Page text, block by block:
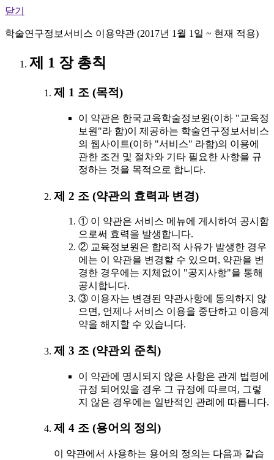
닫기
학술연구정보서비스 이용약관 (2017년 1월 1일 ~ 현재 적용)
제 1 장 총칙
제 1 조 (목적)
이 약관은 한국교육학술정보원(이하 "교육정
보원"라 함)이 제공하는 학술연구정보서비스
의 웹사이트(이하 "서비스" 라함)의 이용에
관한 조건 및 절차와 기타 필요한 사항을 규
정하는 것을 목적으로 합니다.
제 2 조 (약관의 효력과 변경)
① 이 약관은 서비스 메뉴에 게시하여 공시함
으로써 효력을 발생합니다.
② 교육정보원은 합리적 사유가 발생한 경우
에는 이 약관을 변경할 수 있으며, 약관을 변
경한 경우에는 지체없이 "공지사항"을 통해
공시합니다.
③ 이용자는 변경된 약관사항에 동의하지 않
으면, 언제나 서비스 이용을 중단하고 이용계
약을 해지할 수 있습니다.
제 3 조 (약관외 준칙)
이 약관에 명시되지 않은 사항은 관계 법령에
규정 되어있을 경우 그 규정에 따르며, 그렇
지 않은 경우에는 일반적인 관례에 따릅니다.
제 4 조 (용어의 정의)
이 약관에서 사용하는 용어의 정의는 다음과 같습